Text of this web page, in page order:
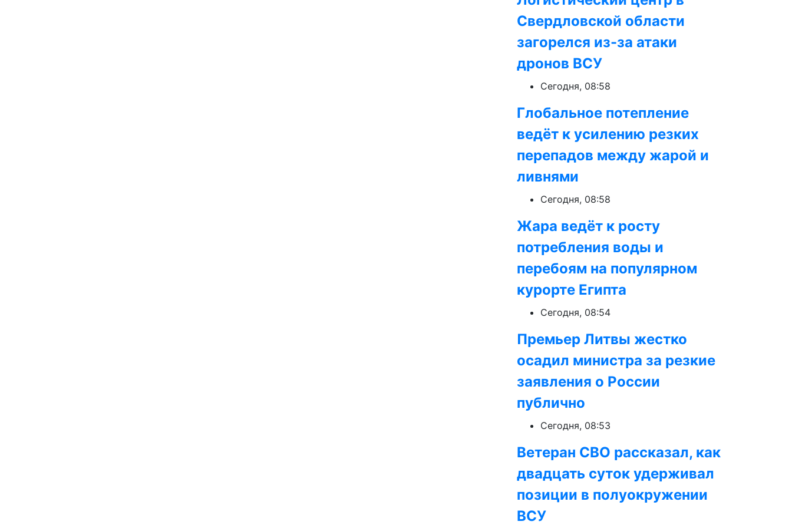
Свердловской области
загорелся из-за атаки
дронов ВСУ
Сегодня, 08:58
Глобальное потепление
ведёт к усилению резких
перепадов между жарой и
ливнями
Сегодня, 08:58
Жара ведёт к росту
потребления воды и
перебоям на популярном
курорте Египта
Сегодня, 08:54
Премьер Литвы жестко
осадил министра за резкие
заявления о России
публично
Сегодня, 08:53
Ветеран СВО рассказал, как
двадцать суток удерживал
позиции в полуокружении
ВСУ